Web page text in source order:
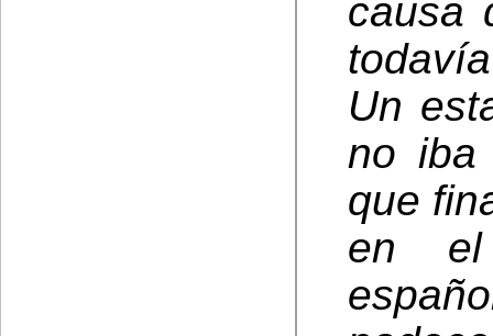
causa
Un
no
que
en el